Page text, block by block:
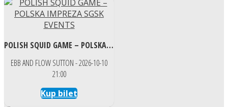
POLISH SQUID GAME – POLSKA IMPREZA SGSK EVENTS
EBB AND FLOW SUTTON - 2026-10-10
21:00
Kup bilet